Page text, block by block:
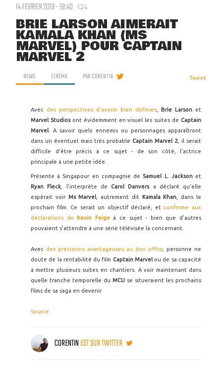
14 FEVRIER 2019 - 18:40 4
BRIE LARSON AIMERAIT
KAMALA KHAN (MS
MARVEL) POUR CAPTAIN
MARVEL 2
NEWS CINÉMA PARCORENTIN Tweet
Avec des perspectives d'avenir bien définies Brie Larson et
Marvel Studiosont évidemment en visuel les suites de Captain
Marvel . A savoir quels ennemis ou personnages apparaîtront
dans un éventuel mais très probable Captain Marvel 2, il serait
difficile d'être précis à ce sujet - de son côté, l'actrice
principale a une petite idée.
Présente à Singapour en compagnie de Samuel L. Jacksonet
Ryan Fleck , l'interprète de Carol Danvers
a déclaré qu'elle
espérait voir Ms Marvel , autrement dit Kamala Khan , dans le
prochain film. Ce serait un objectif déclaré, et conforme aux
déclarations de Kevin Feigeà ce sujet - bien que d'autres
pouvaient s'attendre à une série télévisée la concernant.
Avec des prévisions avantageuses au box office, personne ne
doute de la rentabilité du film Captain Marvelou de sa capacité
à mettre plusieurs suites en chantiers. A voir maintenant dans
quelle tranche temporelle du MCU se situeraient les prochains
films de sa saga en devenir.
Source
CORENTINEST SUR TWITTER